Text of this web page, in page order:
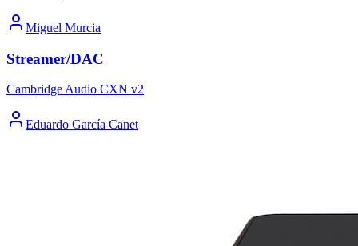
Miguel Murcia
Streamer/DAC
Cambridge Audio CXN v2
Eduardo García Canet